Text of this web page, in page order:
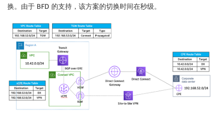
换。由于 BFD 的支持，该方案的切换时间在秒级。